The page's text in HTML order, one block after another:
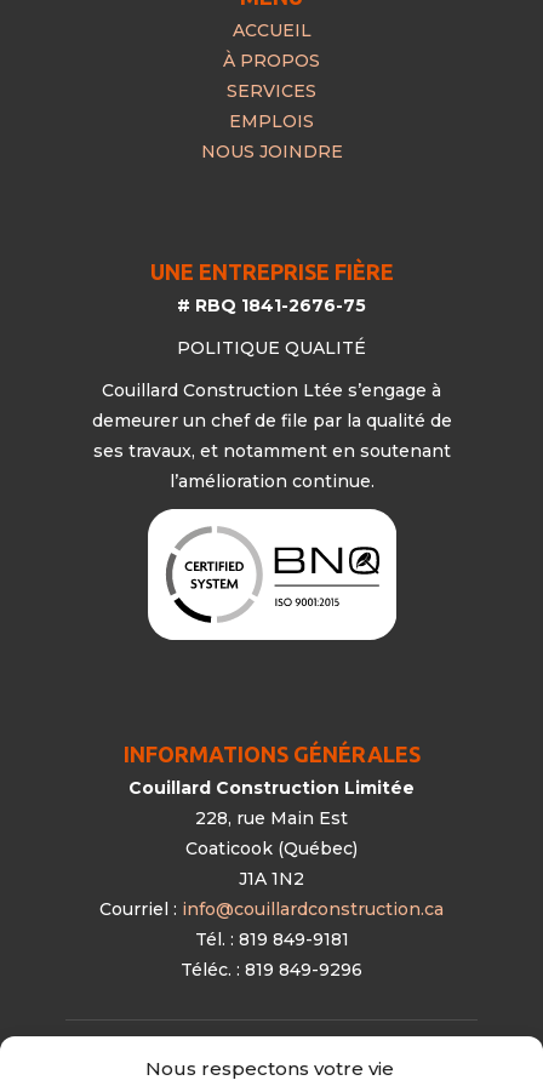
Nous respectons votre vie
ACCUEIL
À PROPOS
SERVICES
EMPLOIS
NOUS JOINDRE
UNE ENTREPRISE FIÈRE
# RBQ 1841-2676-75
POLITIQUE QUALITÉ
Couillard Construction Ltée s’engage à
demeurer un chef de file par la qualité de
ses travaux, et notamment en soutenant
l’amélioration continue.
INFORMATIONS GÉNÉRALES
Couillard Construction Limitée
228, rue Main Est
Coaticook (Québec)
J1A 1N2
Courriel : info@couillardconstruction.ca
Tél. : 819 849-9181
Téléc. : 819 849-9296